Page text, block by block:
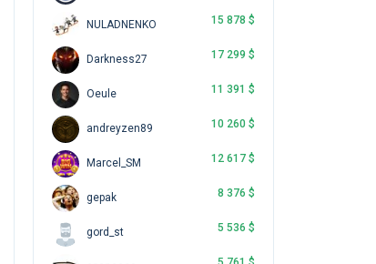
NULADNENKO 15 878 $
Darkness27 17 299 $
Oeule 11 391 $
andreyzen89 10 260 $
Marcel_SM 12 617 $
gepak 8 376 $
gord_st 5 536 $